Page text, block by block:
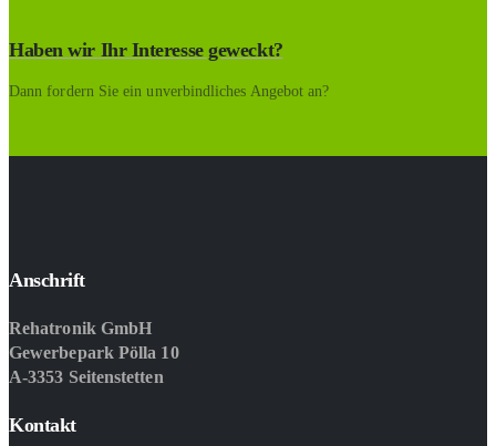
Haben wir Ihr Interesse geweckt?
Dann fordern Sie ein unverbindliches Angebot an?
Anschrift
Rehatronik GmbH
Gewerbepark Pölla 10
A-3353 Seitenstetten
Kontakt